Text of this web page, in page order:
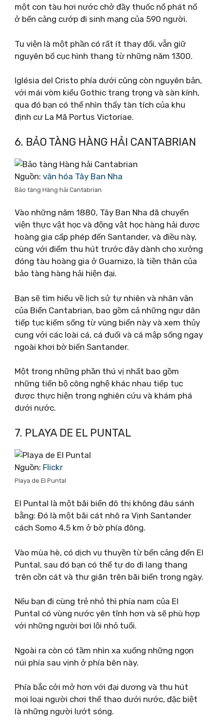
một con tàu hơi nước chở đầy thuốc nổ phát nổ
ở bến cảng cướp đi sinh mạng của 590 người.
Tu viện là một phần có rất ít thay đổi, vẫn giữ
nguyên bố cục hình thang từ những năm 1300.
Iglésia del Cristo phía dưới cũng còn nguyên bản,
với mái vòm kiểu Gothic trang trọng và sàn kính,
qua đó bạn có thể nhìn thấy tàn tích của khu
định cư La Mã Portus Victoriae.
6. BẢO TÀNG HÀNG HẢI CANTABRIAN
Nguồn: văn hóa Tây Ban Nha
Bảo tàng Hàng hải Cantabrian
Vào những năm 1880, Tây Ban Nha đã chuyển
viện thực vật học và động vật học hàng hải được
hoàng gia cấp phép đến Santander, và điều này,
cùng với điểm thu hút trước đây dành cho xưởng
đóng tàu hoàng gia ở Guarnizo, là tiền thân của
bảo tàng hàng hải hiện đại.
Bạn sẽ tìm hiểu về lịch sử tự nhiên và nhân văn
của Biển Cantabrian, bao gồm cả những ngư dân
tiếp tục kiếm sống từ vùng biển này và xem thủy
cung với các loài cá, cá đuối và cá mập sống ngay
ngoài khơi bờ biển Santander.
Một trong những phần thú vị nhất bao gồm
những tiến bộ công nghệ khác nhau tiếp tục
được thực hiện trong nghiên cứu và khám phá
dưới nước.
7. PLAYA DE EL PUNTAL
Nguồn: Flickr
Playa de El Puntal
El Puntal là một bãi biển đô thị không đâu sánh
bằng: Đó là một bãi cát nhô ra Vịnh Santander
cách Somo 4,5 km ở bờ phía đông.
Vào mùa hè, có dịch vụ thuyền từ bến cảng đến El
Puntal, sau đó bạn có thể tự do đi lang thang
trên cồn cát và thư giãn trên bãi biển trong ngày.
Nếu bạn đi cùng trẻ nhỏ thì phía nam của El
Puntal có vùng nước yên tĩnh hơn và sẽ phù hợp
với những người bơi lội nhỏ tuổi.
Ngoài ra còn có tầm nhìn xa xuống những ngọn
núi phía sau vịnh ở phía bên này.
Phía bắc cởi mở hơn với đại dương và thu hút
mọi loại người chơi thể thao dưới nước, đặc biệt
là những người lướt sóng.